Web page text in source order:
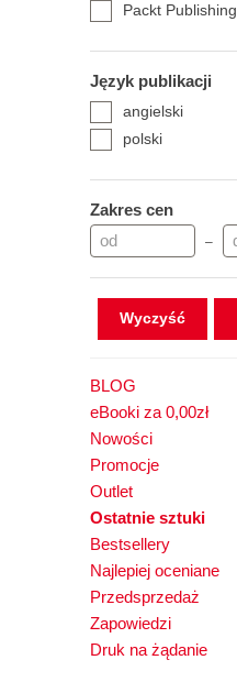
Packt Publishing
Język publikacji
angielski
polski
Zakres cen
–
Wyczyść
BLOG
eBooki za 0,00zł
Nowości
Promocje
Outlet
Ostatnie sztuki
Bestsellery
Najlepiej oceniane
Przedsprzedaż
Zapowiedzi
Druk na żądanie